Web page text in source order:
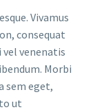
Vivamus
consequat
vel venenatis
Morbi
sem eget,
ut